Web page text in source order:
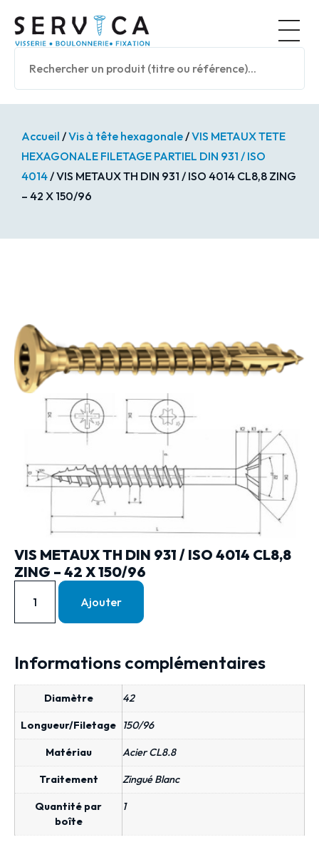
Accueil /Vis à tête hexagonale/VIS METAUX TETE
HEXAGONALE FILETAGE PARTIEL DIN 931 / ISO
4014/ VIS METAUX TH DIN 931 / ISO 4014 CL8,8 ZING
– 42 X 150/96
VIS METAUX TH DIN 931 / ISO 4014 CL8,8
ZING – 42 X 150/96
Ajouter
Informations complémentaires
Diamètre 42
Longueur/Filetage 150/96
Matériau Acier CL8.8
Traitement Zingué Blanc
Quantité par
boîte
1